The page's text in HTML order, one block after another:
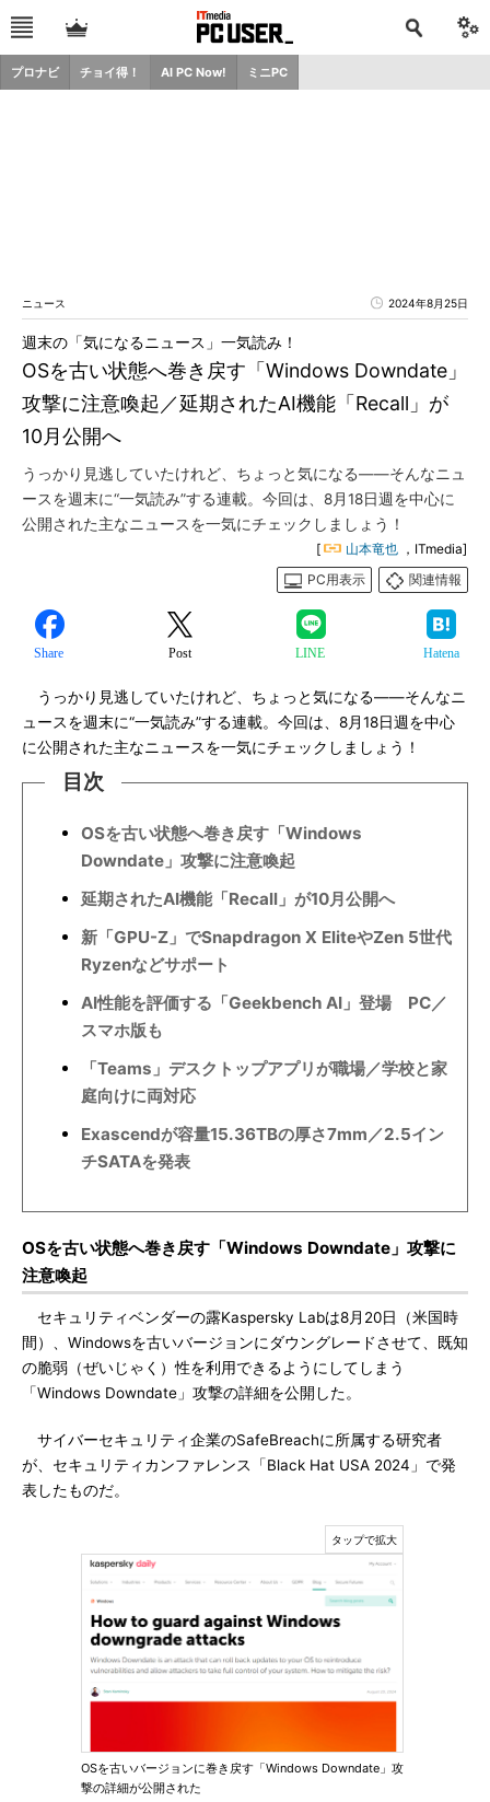
プロナビ チョイ得！ AI PC Now! ミニPC
ニュース 2024年8月25日
OSを古い状態へ巻き戻す「Windows Downdate」
攻撃に注意喚起／延期されたAI機能「Recall」が
10月公開へ
週末の「気になるニュース」一気読み！
うっかり見逃していたけれど、ちょっと気になる――そんなニュ
ースを週末に“一気読み”する連載。今回は、8月18日週を中心に
公開された主なニュースを一気にチェックしましょう！
[ 山本竜也 ，ITmedia]
PC用表示
関連情報
Share Post LINE Hatena
うっかり見逃していたけれど、ちょっと気になる――そんなニ
ュースを週末に“一気読み”する連載。今回は、8月18日週を中心
に公開された主なニュースを一気にチェックしましょう！
目次
OSを古い状態へ巻き戻す「Windows
Downdate」攻撃に注意喚起
延期されたAI機能「Recall」が10月公開へ
新「GPU-Z」でSnapdragon X EliteやZen 5世代
Ryzenなどサポート
AI性能を評価する「Geekbench AI」登場 PC／
スマホ版も
「Teams」デスクトップアプリが職場／学校と家
庭向けに両対応
Exascendが容量15.36TBの厚さ7mm／2.5イン
チSATAを発表
OSを古い状態へ巻き戻す「Windows Downdate」攻撃に
注意喚起
セキュリティベンダーの露Kaspersky Labは8月20日（米国時
間）、Windowsを古いバージョンにダウングレードさせて、既知
の脆弱（ぜいじゃく）性を利用できるようにしてしまう
「Windows Downdate」攻撃の詳細を公開した。
サイバーセキュリティ企業のSafeBreachに所属する研究者
が、セキュリティカンファレンス「Black Hat USA 2024」で発
表したものだ。
OSを古いバージョンに巻き戻す「Windows Downdate」攻
撃の詳細が公開された